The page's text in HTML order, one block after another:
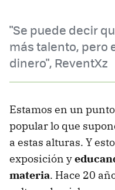
"Se puede decir
más talento, pero
dinero", ReventXz
Estamos en un
popular lo que
a estas alturas. Y
exposición y
materia. Hace 20